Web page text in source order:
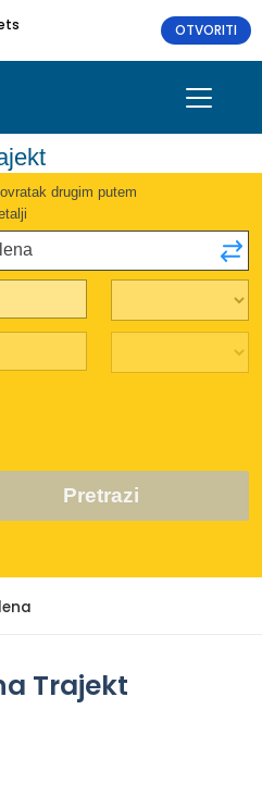
OTVORITI
drugim putem
Pretrazi
Trajekt